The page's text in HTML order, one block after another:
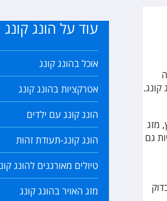
מזג
גם
עוד על הונג קונג
אוכל בהונג קונג
אטרקציות בהונג קונג
הונג קונג עם ילדים
הונג קונג-תעודת זהות
טיולים מאורגנים להונג
מזג האויר בהונג קונג